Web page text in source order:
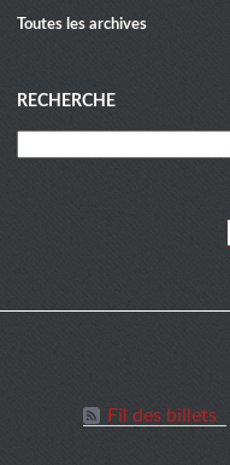
Toutes les archives
RECHERCHE
Fil des billets